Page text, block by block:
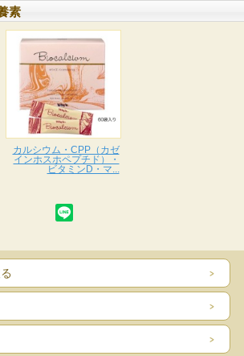
歩くためには膝のエイジングケアが重要です。
グリカンはNーアセチルグルコサミンは
がすり減り、膝の不調につながります。
ケアにダブルの機能性関与成分
素
カルシウム・CPP（カゼ
インホスホペプチド）・
ビタミンD・マ...